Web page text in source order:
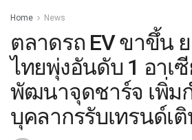
Home News
ตลาดรถ EV ขาขึ้น
ไทยพุ่งอันดับ 1 อาเ
พัฒนาจุดชาร์จ เพิ่ม
บุคลากรรับเทรนด์เ